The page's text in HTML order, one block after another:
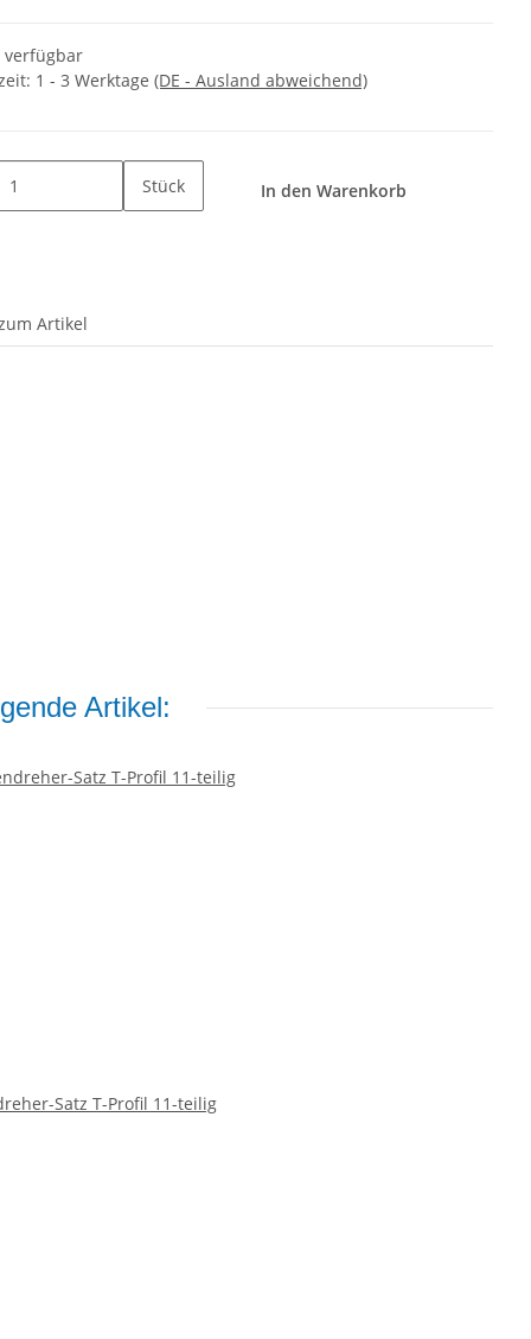
verfügbar
1 - 3 Werktage (DE - Ausland abweichend)
Stück In den Warenkorb
Artikel
Artikel:
Satz T-Profil 11-teilig